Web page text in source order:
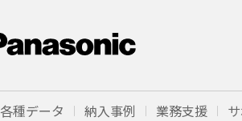
各種データ 納入事例 業務支援